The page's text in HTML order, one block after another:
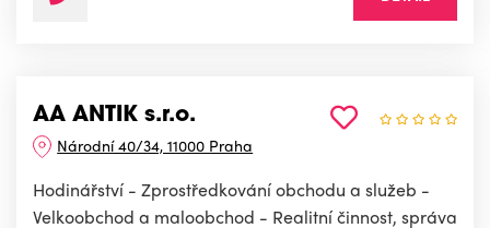
AA ANTIK s.r.o.
Národní 40/34, 11000 Praha
Hodinářství - Zprostředkování obchodu a služeb -
Velkoobchod a maloobchod - Realitní činnost, správa